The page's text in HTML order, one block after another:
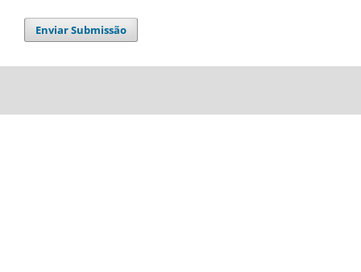
Enviar Submissão